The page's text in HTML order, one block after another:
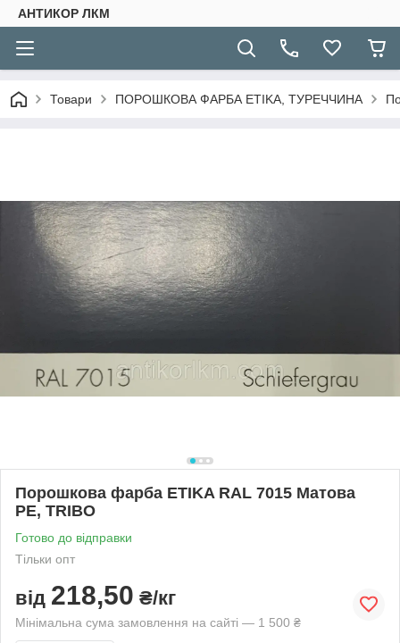
АНТИКОР ЛКМ
Товари ПОРОШКОВА ФАРБА ETIKA, ТУРЕЧЧИНА
Порошкова фарба ETIKA RAL 7015 Матова
PE, TRIBO
Готово до відправки
Тільки опт
від 218,50 ₴/кг
Мінімальна сума замовлення на сайті — 1 500 ₴